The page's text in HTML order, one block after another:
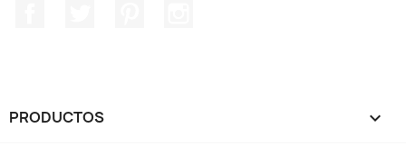
PRODUCTOS 